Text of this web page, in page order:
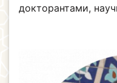
докторантами,